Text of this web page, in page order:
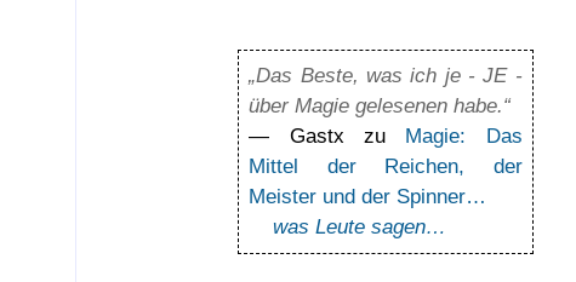
„Das Beste, was ich je - JE -
über Magie gelesenen habe.“
— Gastx zu Magie: Das
Mittel der Reichen, der
Meister und der Spinner…
was Leute sagen…